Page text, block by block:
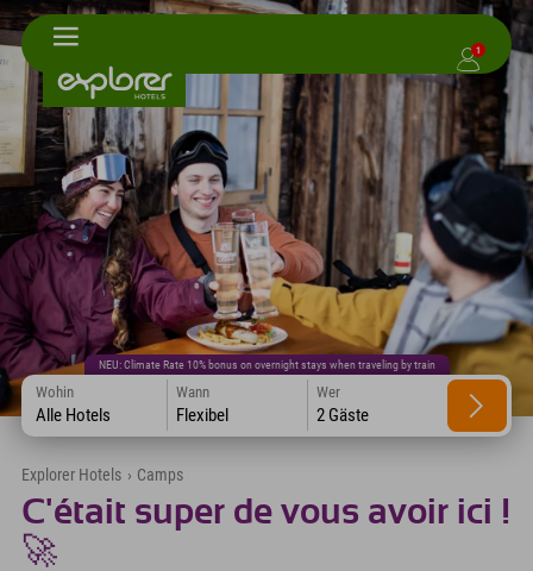
1
NEU: Climate Rate 10% bonus on overnight stays when traveling by train
Wohin
Alle Hotels
Wann
Flexibel
Wer
2 Gäste
Explorer Hotels › Camps
C'était super de vous avoir ici !
🚀